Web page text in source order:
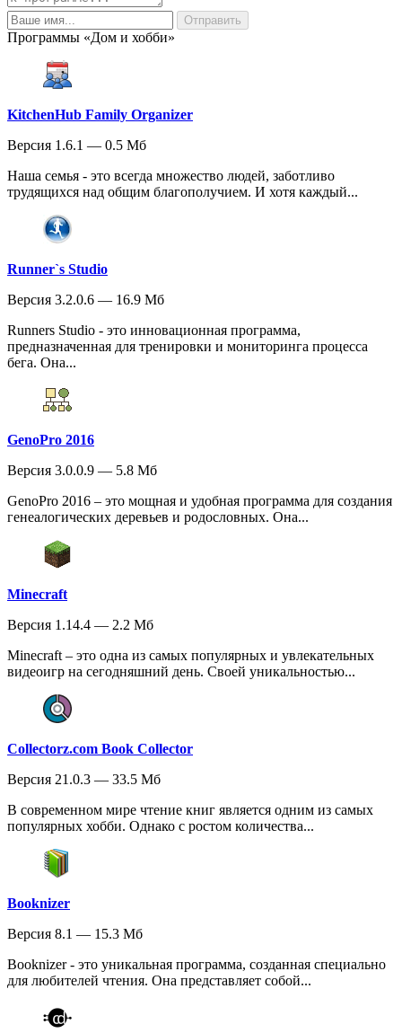
Программы «Дом и хобби»
KitchenHub Family Organizer
Версия 1.6.1 — 0.5 Мб
Наша семья - это всегда множество людей, заботливо
трудящихся над общим благополучием. И хотя каждый...
Runner`s Studio
Версия 3.2.0.6 — 16.9 Мб
Runners Studio - это инновационная программа,
предназначенная для тренировки и мониторинга процесса
бега. Она...
GenoPro 2016
Версия 3.0.0.9 — 5.8 Мб
GenoPro 2016 – это мощная и удобная программа для создания
генеалогических деревьев и родословных. Она...
Minecraft
Версия 1.14.4 — 2.2 Мб
Minecraft – это одна из самых популярных и увлекательных
видеоигр на сегодняшний день. Своей уникальностью...
Collectorz.com Book Collector
Версия 21.0.3 — 33.5 Мб
В современном мире чтение книг является одним из самых
популярных хобби. Однако с ростом количества...
Booknizer
Версия 8.1 — 15.3 Мб
Booknizer - это уникальная программа, созданная специально
для любителей чтения. Она представляет собой...